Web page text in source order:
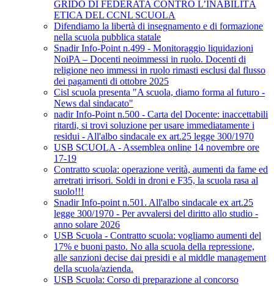
GRIDO DI FEDERATA CONTRO L’INABILITÀ
ETICA DEL CCNL SCUOLA
Difendiamo la libertà di insegnamento e di formazione
nella scuola pubblica statale
Snadir Info-Point n.499 - Monitoraggio liquidazioni
NoiPA – Docenti neoimmessi in ruolo. Docenti di
religione neo immessi in ruolo rimasti esclusi dal flusso
dei pagamenti di ottobre 2025
Cisl scuola presenta "A scuola, diamo forma al futuro -
News dal sindacato"
nadir Info-Point n.500 - Carta del Docente: inaccettabili
ritardi, si trovi soluzione per usare immediatamente i
residui - All'albo sindacale ex art.25 legge 300/1970
USB SCUOLA - Assemblea online 14 novembre ore
17-19
Contratto scuola: operazione verità, aumenti da fame ed
arretrati irrisori. Soldi in droni e F35, la scuola rasa al
suolo!!!
Snadir Info-point n.501. All'albo sindacale ex art.25
legge 300/1970 - Per avvalersi del diritto allo studio -
anno solare 2026
USB Scuola - Contratto scuola: vogliamo aumenti del
17% e buoni pasto. No alla scuola della repressione,
alle sanzioni decise dai presidi e al middle management
della scuola/azienda.
USB Scuola: Corso di preparazione al concorso